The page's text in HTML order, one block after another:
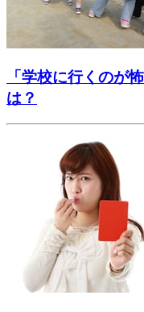
「学校に行くのが
は？